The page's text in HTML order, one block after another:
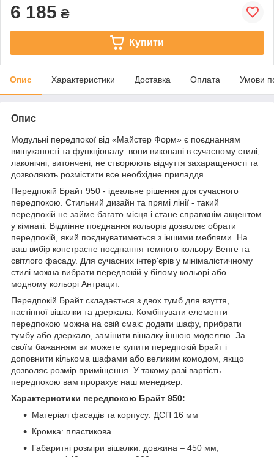
6 185 ₴
Купити
Опис Характеристики Доставка Оплата Умови
Опис
Модульні передпокої від «Майстер Форм» є поєднанням
вишуканості та функціоналу: вони виконані в сучасному стилі,
лаконічні, витончені, не створюють відчуття захаращеності та
дозволяють розмістити все необхідне приладдя.
Передпокій Брайт 950 - ідеальне рішення для сучасного
передпокою. Стильний дизайн та прямі лінії - такий
передпокій не займе багато місця і стане справжнім акцентом
у кімнаті. Відмінне поєднання кольорів дозволяє обрати
передпокій, який поєднуватиметься з іншими меблями. На
ваш вибір констрасне поєднання темного кольору Венге та
світлого фасаду. Для сучасних інтер'єрів у мінімалістичному
стилі можна вибрати передпокій у білому кольорі або
модному кольорі Антрацит.
Передпокій Брайт складається з двох тумб для взуття,
настінної вішалки та дзеркала. Комбінувати елементи
передпокою можна на свій смак: додати шафу, прибрати
тумбу або дзеркало, замінити вішалку іншою моделлю. За
своїм бажанням ви можете купити передпокій Брайт і
доповнити кількома шафами або великим комодом, якщо
дозволяє розмір приміщення. У такому разі вартість
передпокою вам прорахує наш менеджер.
Характеристики передпокою Брайт 950:
Матеріал фасадів та корпусу: ДСП 16 мм
Кромка: пластикова
Габаритні розміри вішалки: довжина – 450 мм,